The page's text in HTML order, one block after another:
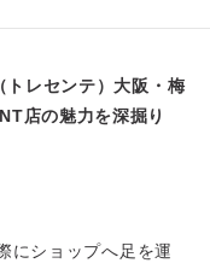
トレセンテ）大阪・梅
店の魅力を深掘り
にショップへ足を運